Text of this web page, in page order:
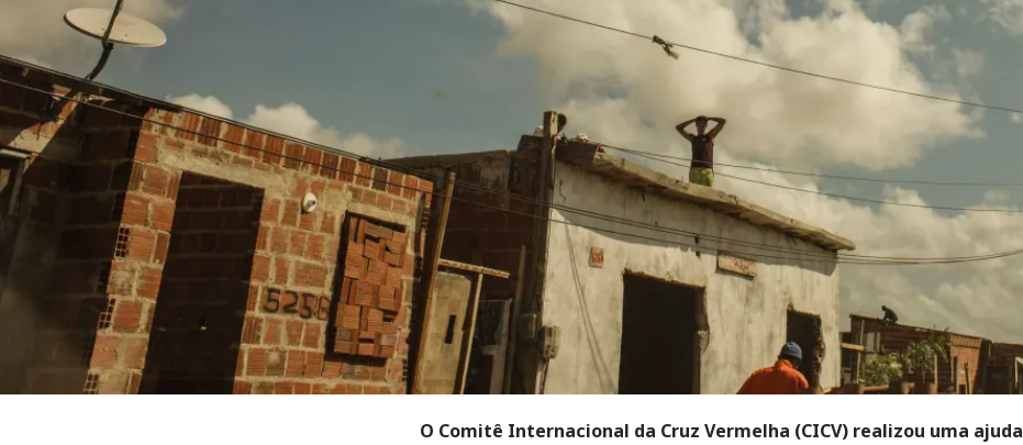
O Comitê Internacional da Cruz Vermelha (CICV) realizou uma ajuda